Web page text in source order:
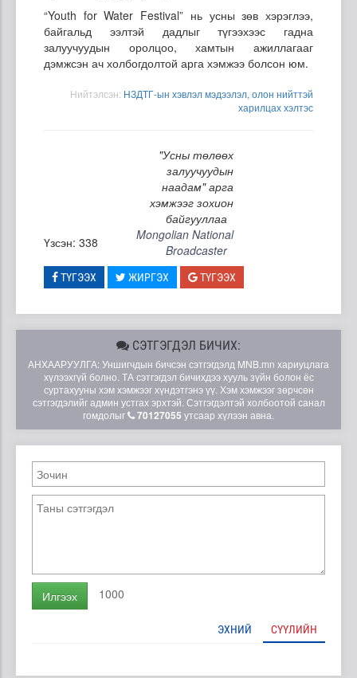
“Youth for Water Festival” нь усны зөв хэрэглээ,
байгальд ээлтэй дадлыг түгээхээс гадна
залуучуудын оролцоо, хамтын ажиллагааг
дэмжсэн ач холбогдолтой арга хэмжээ болсон юм.
Нийтэлсэн: НЗДТГ-ын хэвлэл мэдээлэл, олон нийттэй
харилцах хэлтэс
"Усны төлөөх
залуучуудын
наадам" арга
хэмжээг зохион
байгууллаа
Үзсэн: 338
Mongolian National
Broadcaster
ТҮГЭЭХ ЖИРГЭХ ТҮГЭЭХ
СЭТГЭГДЭЛ БИЧИХ:
АНХААРУУЛГА: Уншигчдын бичсэн сэтгэгдэлд MNB.mn хариуцлага
хүлээхгүй болно. ТА сэтгэгдэл бичихдээ хууль зүйн болон ёс
суртахууны хэм хэмжээг хүндэтгэнэ үү. Хэм хэмжээг зөрчсөн
сэтгэгдэлийг админ устгах эрхтэй. Сэтгэгдэлтэй холбоотой санал
гомдолыг
70127055 утсаар хүлээн авна.
Илгээх 1000
ЭХНИЙ СҮҮЛИЙН